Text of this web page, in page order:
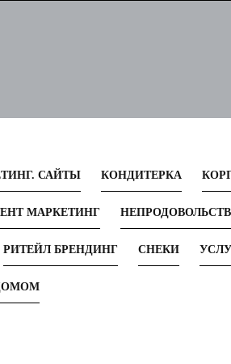
САЙТЫ КОНДИТЕРКА
МАРКЕТИНГ
РИТЕЙЛ БРЕНДИНГ СНЕКИ